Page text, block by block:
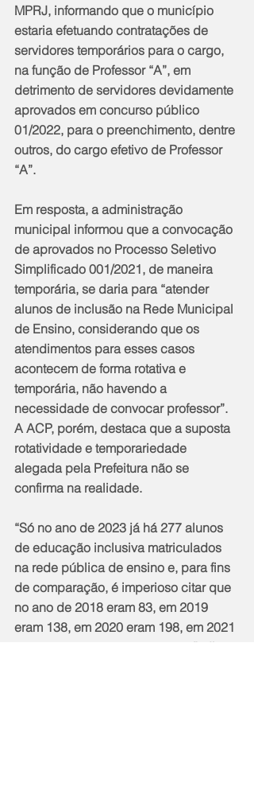
MPRJ, informando que o município
estaria efetuando contratações de
servidores temporários para o cargo,
na função de Professor “A”, em
detrimento de servidores devidamente
aprovados em concurso público
01/2022, para o preenchimento, dentre
outros, do cargo efetivo de Professor
“A”.
Em resposta, a administração
municipal informou que a convocação
de aprovados no Processo Seletivo
Simplificado 001/2021, de maneira
temporária, se daria para “atender
alunos de inclusão na Rede Municipal
de Ensino, considerando que os
atendimentos para esses casos
acontecem de forma rotativa e
temporária, não havendo a
necessidade de convocar professor”.
A ACP, porém, destaca que a suposta
rotatividade e temporariedade
alegada pela Prefeitura não se
confirma na realidade.
“Só no ano de 2023 já há 277 alunos
de educação inclusiva matriculados
na rede pública de ensino e, para fins
de comparação, é imperioso citar que
no ano de 2018 eram 83, em 2019
eram 138, em 2020 eram 198, em 2021
eram 228 e, em 2022, eram 271”, diz